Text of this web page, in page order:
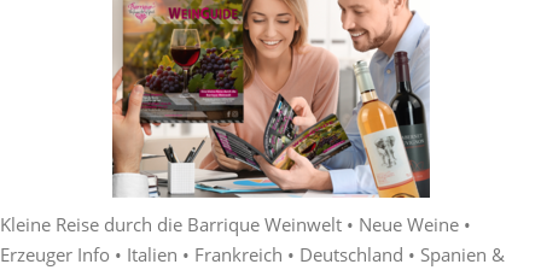
Kleine Reise durch die Barrique Weinwelt • Neue Weine •
Erzeuger Info • Italien • Frankreich • Deutschland • Spanien &